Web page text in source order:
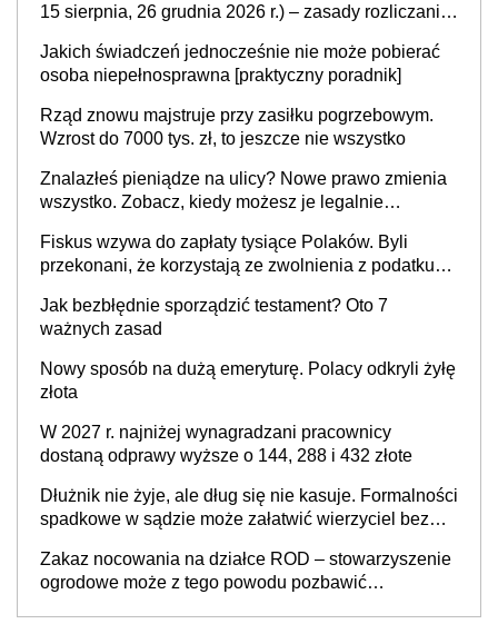
15 sierpnia, 26 grudnia 2026 r.) – zasady rozliczania
i administracja publiczna), najczęstsze pytania
Jakich świadczeń jednocześnie nie może pobierać
osoba niepełnosprawna [praktyczny poradnik]
Rząd znowu majstruje przy zasiłku pogrzebowym.
Wzrost do 7000 tys. zł, to jeszcze nie wszystko
Znalazłeś pieniądze na ulicy? Nowe prawo zmienia
wszystko. Zobacz, kiedy możesz je legalnie
Fiskus wzywa do zapłaty tysiące Polaków. Byli
przekonani, że korzystają ze zwolnienia z podatku
Jak bezbłędnie sporządzić testament? Oto 7
ważnych zasad
Nowy sposób na dużą emeryturę. Polacy odkryli żyłę
złota
W 2027 r. najniżej wynagradzani pracownicy
dostaną odprawy wyższe o 144, 288 i 432 złote
Dłużnik nie żyje, ale dług się nie kasuje. Formalności
spadkowe w sądzie może załatwić wierzyciel bez
Zakaz nocowania na działce ROD – stowarzyszenie
ogrodowe może z tego powodu pozbawić